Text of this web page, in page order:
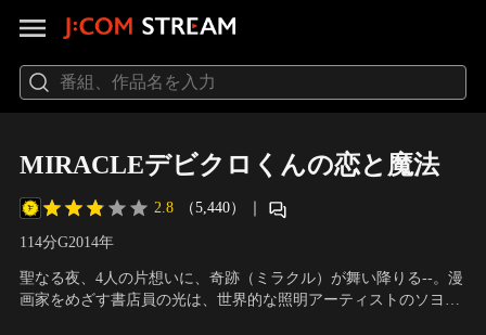
MIRACLEデビクロくんの恋と魔法
2.8 （5,440） ｜
114分G2014年
聖なる夜、4人の片想いに、奇跡（ミラクル）が舞い降りる--。漫
画家をめざす書店員の光は、世界的な照明アーティストのソヨン